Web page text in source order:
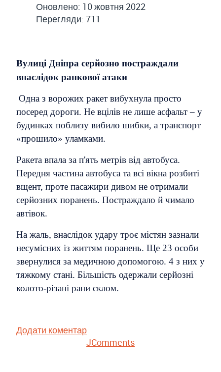
Оновлено: 10 жовтня 2022
Перегляди: 711
Вулиці Дніпра серйозно постраждали
внаслідок ранкової атаки
Одна з ворожих ракет вибухнула просто
посеред дороги. Не вцілів не лише асфальт – у
будинках поблизу вибило шибки, а транспорт
«прошило» уламками.
Ракета впала за п'ять метрів від автобуса.
Передня частина автобуса та всі вікна розбиті
вщент, проте пасажири дивом не отримали
серйозних поранень. Постраждало й чимало
автівок.
На жаль, внаслідок удару троє містян зазнали
несумісних із життям поранень. Ще 23 особи
звернулися за медичною допомогою. 4 з них у
тяжкому стані. Більшість одержали серйозні
колото-різані рани склом.
Додати коментар
JComments